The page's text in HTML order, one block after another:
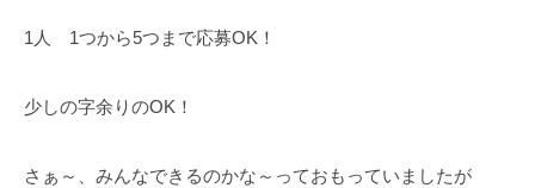
1人 1つから5つまで応募OK！
少しの字余りのOK！
さぁ～、みんなできるのかな～っておもっていましたが